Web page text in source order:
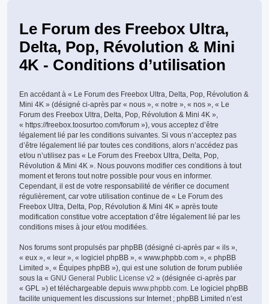
Le Forum des Freebox Ultra,
Delta, Pop, Révolution & Mini
4K - Conditions d’utilisation
En accédant à « Le Forum des Freebox Ultra, Delta, Pop, Révolution &
Mini 4K » (désigné ci-après par « nous », « notre », « nos », « Le
Forum des Freebox Ultra, Delta, Pop, Révolution & Mini 4K »,
« https://freebox.toosurtoo.com/forum »), vous acceptez d’être
légalement lié par les conditions suivantes. Si vous n’acceptez pas
d’être légalement lié par toutes ces conditions, alors n’accédez pas
et/ou n’utilisez pas « Le Forum des Freebox Ultra, Delta, Pop,
Révolution & Mini 4K ». Nous pouvons modifier ces conditions à tout
moment et ferons tout notre possible pour vous en informer.
Cependant, il est de votre responsabilité de vérifier ce document
régulièrement, car votre utilisation continue de « Le Forum des
Freebox Ultra, Delta, Pop, Révolution & Mini 4K » après toute
modification constitue votre acceptation d’être légalement lié par les
conditions mises à jour et/ou modifiées.
Nos forums sont propulsés par phpBB (désigné ci-après par « ils »,
« eux », « leur », « logiciel phpBB », « www.phpbb.com », « phpBB
Limited », « Équipes phpBB »), qui est une solution de forum publiée
sous la « GNU General Public License v2 » (désignée ci-après par
« GPL ») et téléchargeable depuis www.phpbb.com. Le logiciel phpBB
facilite uniquement les discussions sur Internet ; phpBB Limited n’est